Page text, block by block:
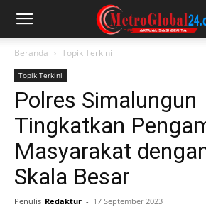
Beranda Topik Terkini
Topik Terkini
Polres Simalungun
Tingkatkan
Masyarakat
Skala Besar
Penulis Redaktur - 17 September 2023